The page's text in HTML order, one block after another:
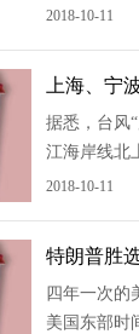
绝非易事。
2018-10-11
上海、宁
据悉，台风
江海岸线北
国的台风，
2018-10-11
特朗普胜
四年一次的
美国东部时